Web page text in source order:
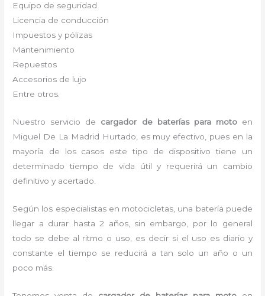
Equipo de seguridad
Licencia de conducción
Impuestos y pólizas
Mantenimiento
Repuestos
Accesorios de lujo
Entre otros.
Nuestro servicio de cargador de baterías para motoen
Miguel De La Madrid Hurtado, es muy efectivo, pues en la
mayoría de los casos este tipo de dispositivo tiene un
determinado tiempo de vida útil y requerirá un cambio
definitivo y acertado.
Según los especialistas en motocicletas, una batería puede
llegar a durar hasta 2 años, sin embargo, por lo general
todo se debe al ritmo o uso, es decir si el uso es diario y
constante el tiempo se reducirá a tan solo un año o un
poco más.